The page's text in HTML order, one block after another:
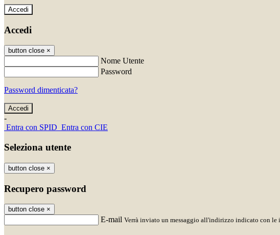
Accedi
Accedi
button close ×
Nome Utente
Password
Password dimenticata?
-
Entra con SPID Entra con CIE
Seleziona utente
button close ×
Recupero password
button close ×
E-mail Verrà inviato un messaggio all'indirizzo indicato con le